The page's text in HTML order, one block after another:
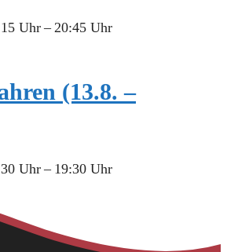
Uhr–20:45 Uhr
(13.8. –
Uhr– 19:30 Uhr